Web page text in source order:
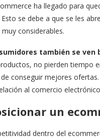
ha llegado para
se debe a que se les
considerables.
también se
no pierden tiempo
conseguir mejores
al comercio
un
dentro del